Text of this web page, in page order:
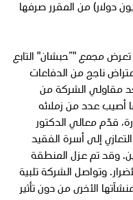
قدرها 3.291 مليار درهم (896 مليون دولار) من المقرر صرفها
مجمع "“حبشان" التابع
ناجح من الدفاعات
مقاولي الشركة من
أصيب عدد من زملائه
قدّم معالي الدكتور
إلى أسرة الفقيد
وقد تم عزل المنطقة
وتواصل الشركة تلبية
الأخرى من دون تأثير